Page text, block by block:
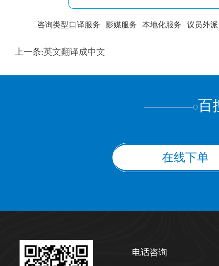
咨询类型口译服务 影媒服务 本地化服务 议员外派
训翻译 标准级
上一条:英文翻译成中文
百
在线下单
电话咨询